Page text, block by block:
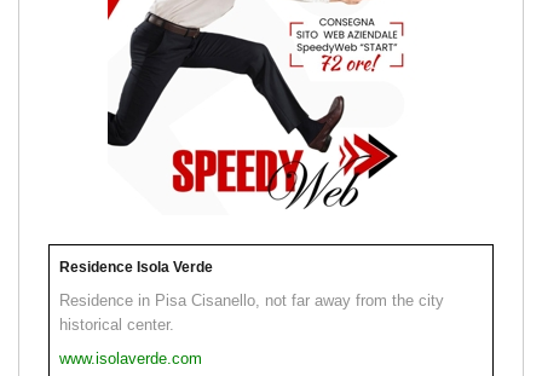
Residence Isola Verde
Residence in Pisa Cisanello, not far away from the city
historical center.
www.isolaverde.com